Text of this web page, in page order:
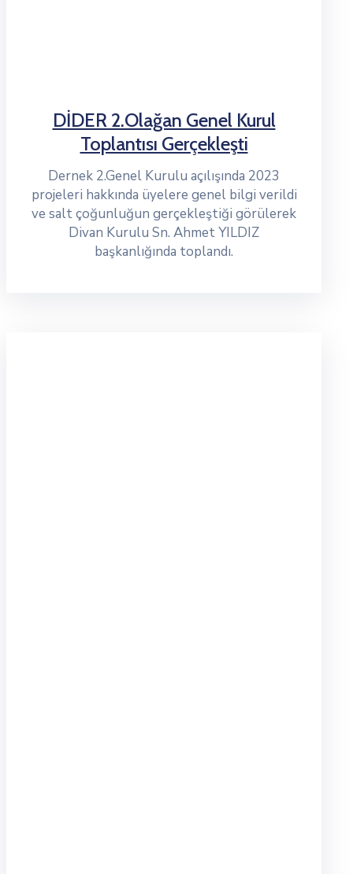
DİDER 2.Olağan Genel Kurul
Toplantısı Gerçekleşti
Dernek 2.Genel Kurulu açılışında 2023
projeleri hakkında üyelere genel bilgi verildi
ve salt çoğunluğun gerçekleştiği görülerek
Divan Kurulu Sn. Ahmet YILDIZ
başkanlığında toplandı.